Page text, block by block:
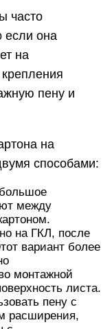
часто
если она
на
пену и
на
способами:
между
на ГКЛ, после
вариант более
монтажной
листа.
пену с
расширения,